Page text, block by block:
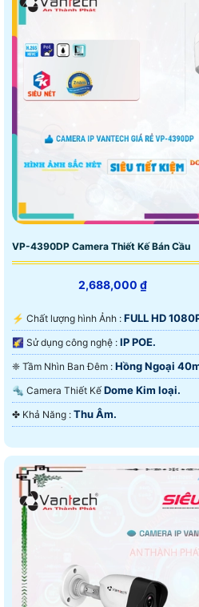
VP-4390DP Camera Thiết Kế Bán Cầu
2,688,000 ₫
️⚡ Chất lượng hình Ảnh : FULL HD
🌠 Sử dụng công nghệ : IP POE.
❈ Tầm Nhìn Ban Đêm : Hồng Ngoại
🔩 Camera Thiết Kế Dome Kim loại.
️✤ Khả Năng : Thu Âm.